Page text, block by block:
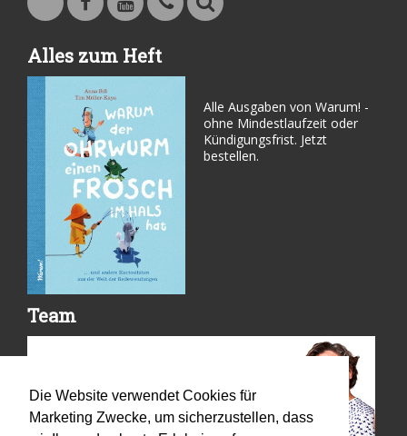
Die Website verwendet Cookies für
Marketing Zwecke, um sicherzustellen, dass
Alles zum Heft
Alle Ausgaben von Warum! -
ohne Mindestlaufzeit oder
Kündigungsfrist. Jetzt
bestellen.
Team